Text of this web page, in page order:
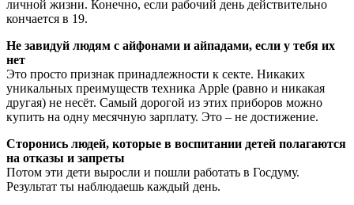
личной жизни. Конечно, если рабочий день действительно
кончается в 19.
Не завидуй людям с айфонами и айпадами, если у тебя их
нет
Это просто признак принадлежности к секте. Никаких
уникальных преимуществ техника Apple (равно и никакая
другая) не несёт. Самый дорогой из этих приборов можно
купить на одну месячную зарплату. Это – не достижение.
Сторонись людей, которые в воспитании детей полагаются
на отказы и запреты
Потом эти дети выросли и пошли работать в Госдуму.
Результат ты наблюдаешь каждый день.